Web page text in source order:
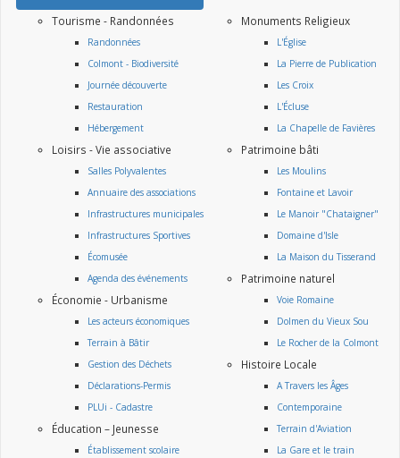
Tourisme - Randonnées
Randonnées
Colmont - Biodiversité
Journée découverte
Restauration
Hébergement
Loisirs - Vie associative
Salles Polyvalentes
Annuaire des associations
Infrastructures municipales
Infrastructures Sportives
Écomusée
Agenda des événements
Économie - Urbanisme
Les acteurs économiques
Terrain à Bâtir
Gestion des Déchets
Déclarations-Permis
PLUi - Cadastre
Éducation – Jeunesse
Établissement scolaire
Monuments Religieux
L'Église
La Pierre de Publication
Les Croix
L'Écluse
La Chapelle de Favières
Patrimoine bâti
Les Moulins
Fontaine et Lavoir
Le Manoir "Chataigner"
Domaine d'Isle
La Maison du Tisserand
Patrimoine naturel
Voie Romaine
Dolmen du Vieux Sou
Le Rocher de la Colmont
Histoire Locale
A Travers les Âges
Contemporaine
Terrain d'Aviation
La Gare et le train